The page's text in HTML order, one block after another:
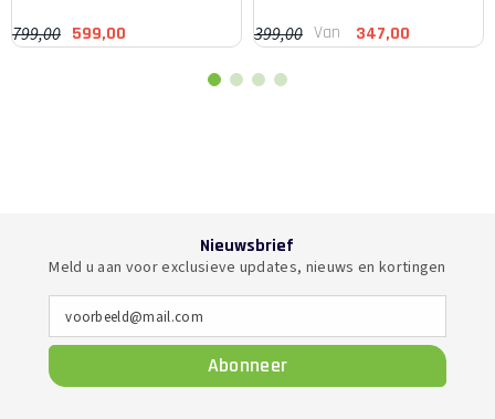
799,00 599,00 399,00 Van 347,00
Nieuwsbrief
Meld u aan voor exclusieve updates, nieuws en kortingen
voorbeeld@mail.com
Abonneer